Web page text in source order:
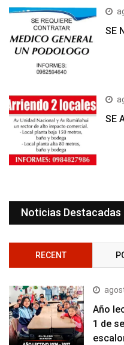
SE
SE
Noticias Destacadas
RECENT
Año
1 de